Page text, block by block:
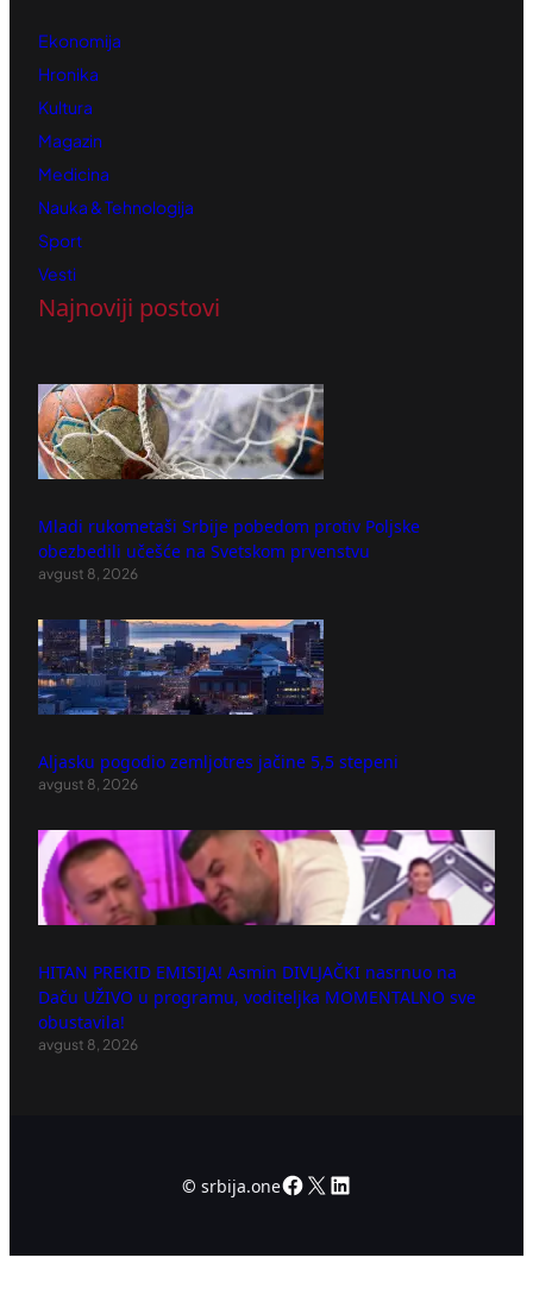
Ekonomija
Hronika
Kultura
Magazin
Medicina
Nauka & Tehnologija
Sport
Vesti
Najnoviji postovi
Mladi rukometaši Srbije pobedom protiv Poljske
obezbedili učešće na Svetskom prvenstvu
avgust 8, 2026
Aljasku pogodio zemljotres jačine 5,5 stepeni
avgust 8, 2026
HITAN PREKID EMISIJA! Asmin DIVLJAČKI nasrnuo na
Daču UŽIVO u programu, voditeljka MOMENTALNO sve
obustavila!
avgust 8, 2026
© srbija.oneFacebook
X LinkedIn